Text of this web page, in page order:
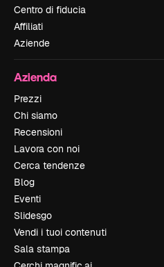
Centro di fiducia
Affiliati
Aziende
Azienda
Prezzi
Chi siamo
Recensioni
Lavora con noi
Cerca tendenze
Blog
Eventi
Slidesgo
Vendi i tuoi contenuti
Sala stampa